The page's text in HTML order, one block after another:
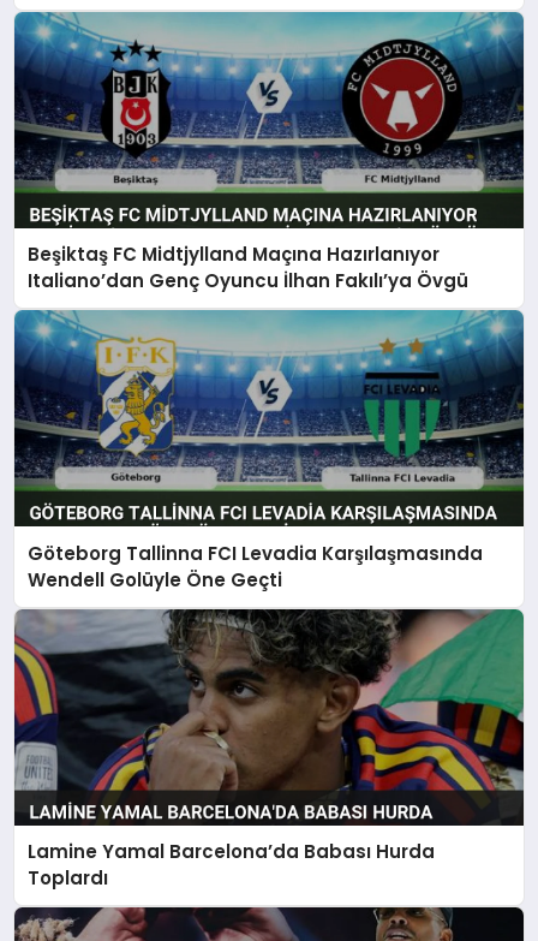
Beşiktaş FC Midtjylland Maçına Hazırlanıyor
Italiano’dan Genç Oyuncu İlhan Fakılı’ya Övgü
Göteborg Tallinna FCI Levadia Karşılaşmasında
Wendell Golüyle Öne Geçti
Lamine Yamal Barcelona’da Babası Hurda
Toplardı